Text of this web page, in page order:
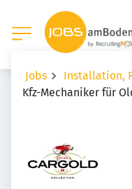
Jobs
Installation,
Kfz-Mechaniker für